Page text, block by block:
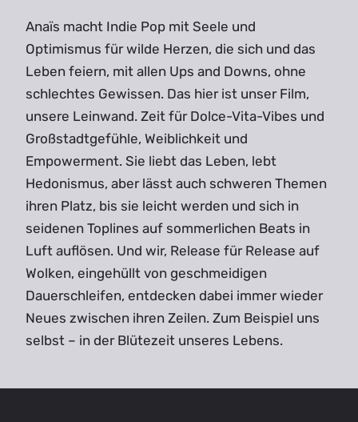
Anaïs macht Indie Pop mit Seele und
Optimismus für wilde Herzen, die sich und das
Leben feiern, mit allen Ups and Downs, ohne
schlechtes Gewissen. Das hier ist unser Film,
unsere Leinwand. Zeit für Dolce-Vita-Vibes und
Großstadtgefühle, Weiblichkeit und
Empowerment. Sie liebt das Leben, lebt
Hedonismus, aber lässt auch schweren Themen
ihren Platz, bis sie leicht werden und sich in
seidenen Toplines auf sommerlichen Beats in
Luft auflösen. Und wir, Release für Release auf
Wolken, eingehüllt von geschmeidigen
Dauerschleifen, entdecken dabei immer wieder
Neues zwischen ihren Zeilen. Zum Beispiel uns
selbst – in der Blütezeit unseres Lebens.